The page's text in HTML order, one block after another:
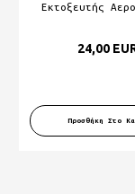
Εκτοξευτής
24,00
Προσθήκη Στο